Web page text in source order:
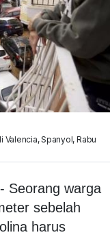
Valencia, Spanyol, Rabu
Seorang warga
sebelah
harus